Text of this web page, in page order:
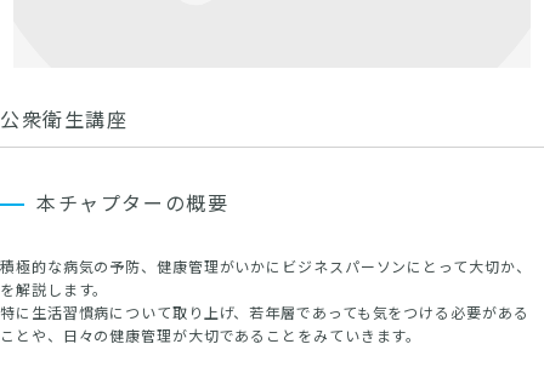
公衆衛生講座
本チャプターの概要
積極的な病気の予防、健康管理がいかにビジネスパーソンにとって大切か、
を解説します。
特に生活習慣病について取り上げ、若年層であっても気をつける必要がある
ことや、日々の健康管理が大切であることをみていきます。